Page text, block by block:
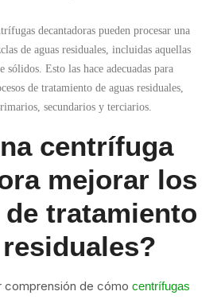
decantadoras pueden procesar una
de aguas residuales, incluidas aquellas
sólidos. Esto las hace adecuadas para
de tratamiento de aguas residuales,
secundarios y terciarios.
centrífuga
mejorar los
tratamiento
comprensión de cómo centrífugas